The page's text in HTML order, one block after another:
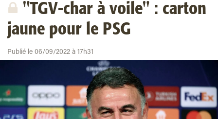
"TGV-char à voile" : carton
jaune pour le PSG
Publié le 06/09/2022 à 17h31